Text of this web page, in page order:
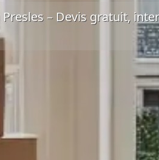
– Devis gratuit,